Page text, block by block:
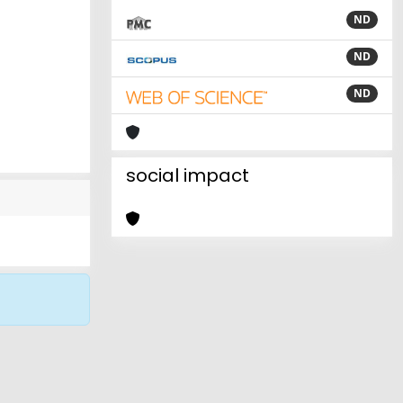
ND
ND
ND
social impact